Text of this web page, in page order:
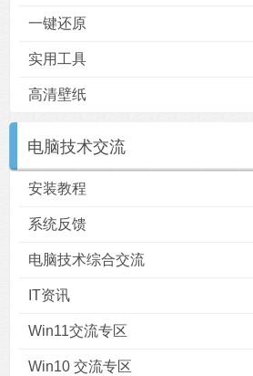
一键还原
实用工具
高清壁纸
电脑技术交流
安装教程
系统反馈
电脑技术综合交流
IT资讯
Win11交流专区
Win10 交流专区